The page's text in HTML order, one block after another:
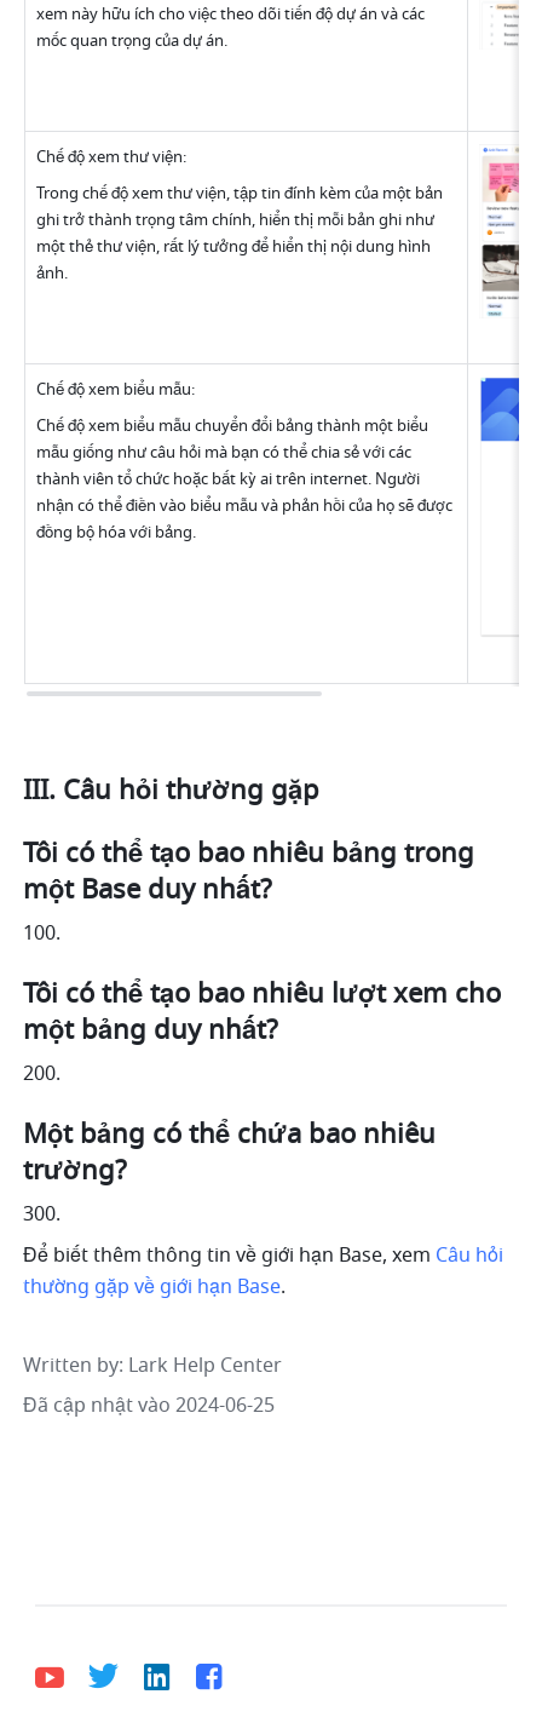
xem này hữu ích cho việc theo dõi tiến độ dự án và các
mốc quan trọng của dự án.
Chế độ xem thư viện:
Trong chế độ xem thư viện, tập tin đính kèm của một bản
ghi trở thành trọng tâm chính, hiển thị mỗi bản ghi như
một thẻ thư viện, rất lý tưởng để hiển thị nội dung hình
ảnh.
Chế độ xem biểu mẫu:
Chế độ xem biểu mẫu chuyển đổi bảng thành một biểu
mẫu giống như câu hỏi mà bạn có thể chia sẻ với các
thành viên tổ chức hoặc bất kỳ ai trên internet. Người
nhận có thể điền vào biểu mẫu và phản hồi của họ sẽ được
đồng bộ hóa với bảng.
III. Câu hỏi thường gặp
Tôi có thể tạo bao nhiêu bảng trong
một Base duy nhất?
100.
Tôi có thể tạo bao nhiêu lượt xem cho
một bảng duy nhất?
200.
Một bảng có thể chứa bao nhiêu
trường?
300.
Để biết thêm thông tin về giới hạn Base, xem Câu hỏi
thường gặp về giới hạn Base.
Written by: Lark Help Center
Đã cập nhật vào 2024-06-25